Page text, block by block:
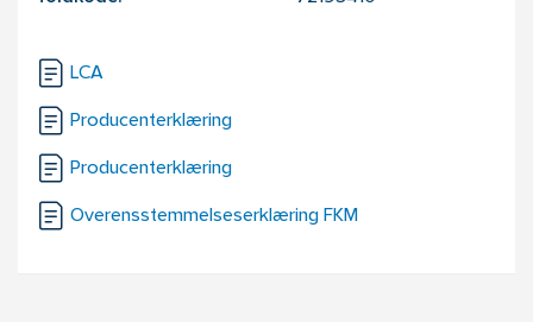
LCA
Producenterklæring
Producenterklæring
Overensstemmelseserklæring FKM